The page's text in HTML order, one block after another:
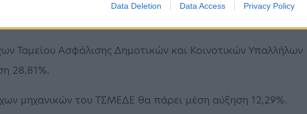
Data Deletion Data Access Privacy Policy
του ΙΚΑ ΕΤΕΑΜ θα πάρει μέση αύξηση 44,92%.
Ταμείου Ασφάλισης Δημοτικών και Κοινοτικών Υπαλλήλων
28,81%.
μηχανικών του ΤΣΜΕΔΕ θα πάρει μέση αύξηση 12,29%.